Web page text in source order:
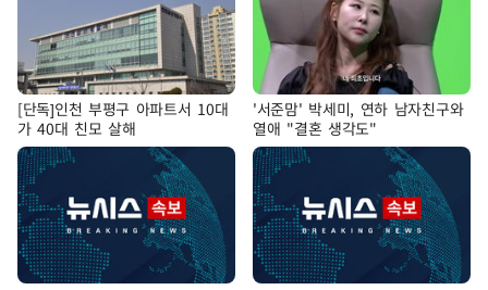
[단독]인천 부평구 아파트서 10대
가 40대 친모 살해
'서준맘' 박세미, 연하 남자친구와
열애 "결혼 생각도"